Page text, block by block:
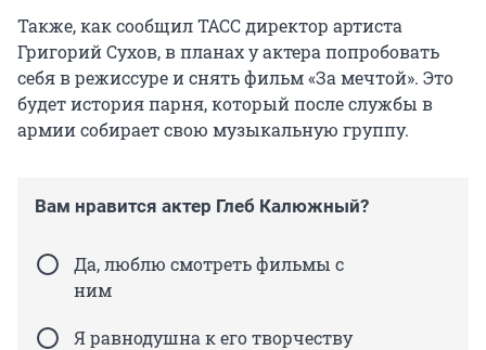
Также, как сообщил ТАСС директор артиста
Григорий Сухов, в планах у актера попробовать
себя в режиссуре и снять фильм «За мечтой». Это
будет история парня, который после службы в
армии собирает свою музыкальную группу.
Вам нравится актер Глеб Калюжный?
Да, люблю смотреть фильмы с
ним
Я равнодушна к его творчеству